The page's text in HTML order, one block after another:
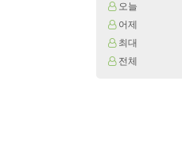
오늘
어제
최대
전체